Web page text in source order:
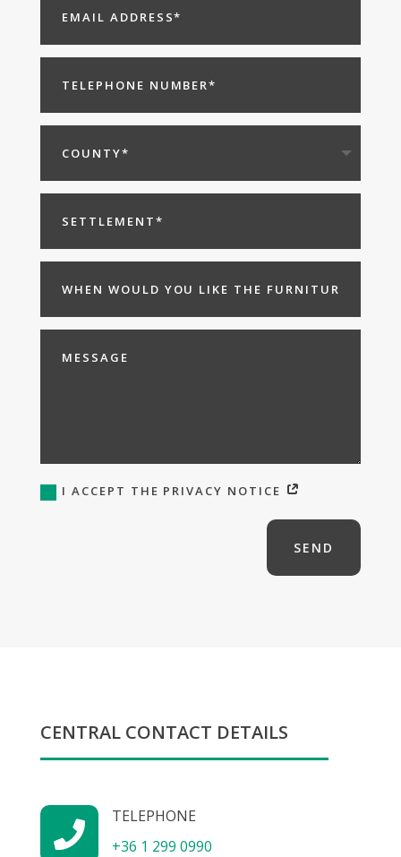
I ACCEPT THE PRIVACY NOTICE
SEND
CENTRAL CONTACT DETAILS

TELEPHONE
+36 1 299 0990